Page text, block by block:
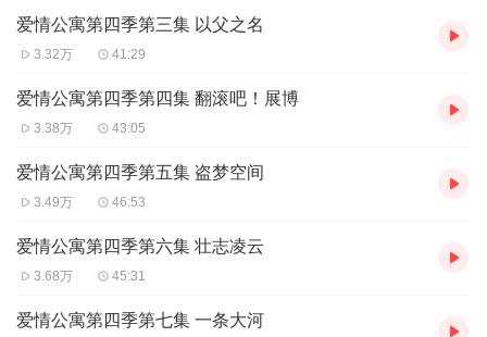
爱情公寓第四季第三集 以父之名
3.32万 41:29
爱情公寓第四季第四集 翻滚吧！展博
3.38万 43:05
爱情公寓第四季第五集 盗梦空间
3.49万 46:53
爱情公寓第四季第六集 壮志凌云
3.68万 45:31
爱情公寓第四季第七集 一条大河